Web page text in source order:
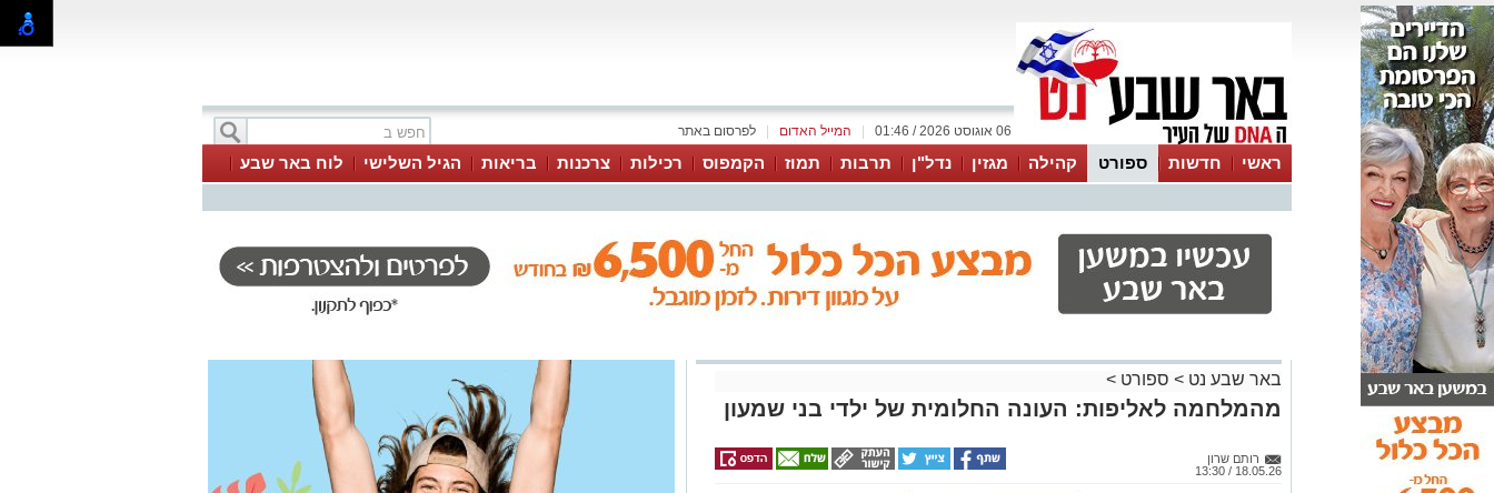
לפרסום באתר המייל האדום 06 אוגוסט 2026 / 01:46
ראשי חדשות ספורט קהילה מגזין נדל"ן תרבות תמוז הקמפוס רכילות צרכנות בריאות הגיל השלישי
לוח באר שבע
באר שבע נט > ספורט >
מהמלחמה לאליפות: העונה החלומית של ילדי בני שמעון
רותם שרון
18.05.26 / 13:30